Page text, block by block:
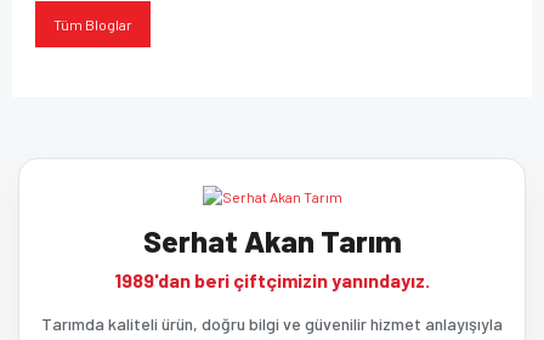
Tüm Bloglar
Serhat Akan Tarım
1989'dan beri çiftçimizin yanındayız.
Tarımda kaliteli ürün, doğru bilgi ve güvenilir hizmet anlayışıyla